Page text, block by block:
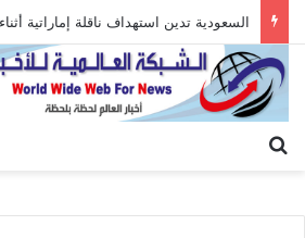
السعودية تدين استهداف ناقلة إماراتية